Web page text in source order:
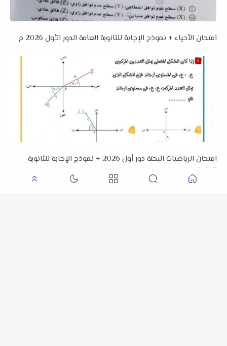
امتحان الأحياء + نموذج الإجابة للثانوية العامة الدور الأول 2026 م
امتحان الرياضيات البحتة دور أول 2026 + نموذج الإجابة للثانوية
العامة